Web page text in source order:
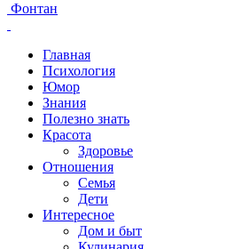
Фонтан
Главная
Психология
Юмор
Знания
Полезно знать
Красота
Здоровье
Отношения
Семья
Дети
Интересное
Дом и быт